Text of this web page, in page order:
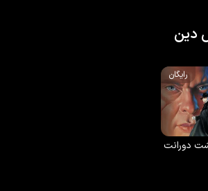
دین
رایگان